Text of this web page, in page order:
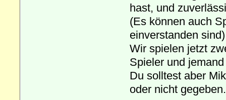
hast, und
(Es können auch
einverstanden sind)
Wir spielen jetzt
Spieler und
Du solltest aber
oder nicht gegeben.